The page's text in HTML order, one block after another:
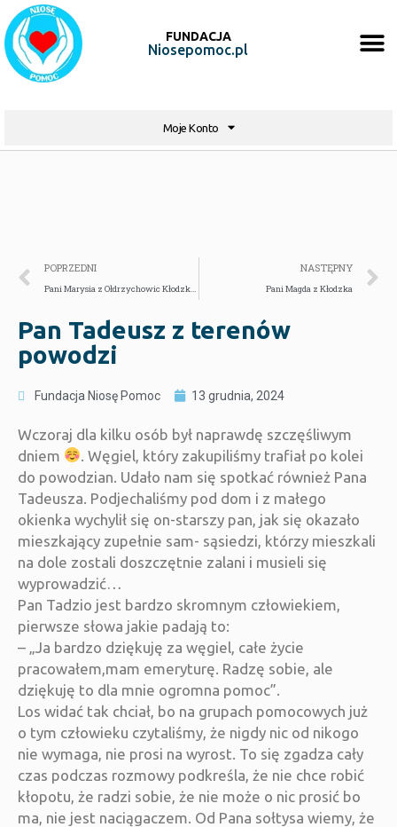
FUNDACJA
Niosepomoc.pl
Moje Konto
POPRZEDNI NASTĘPNY
Pani Magda z Kłodzka
Pan Tadeusz z terenów
powodzi
Fundacja Niosę Pomoc 13 grudnia, 2024
Wczoraj dla kilku osób był naprawdę szczęśliwym
dniem
. Węgiel, który zakupiliśmy trafiał po kolei
do powodzian. Udało nam się spotkać również Pana
Tadeusza. Podjechaliśmy pod dom i z małego
okienka wychylił się on-starszy pan, jak się okazało
mieszkający zupełnie sam- sąsiedzi, którzy mieszkali
na dole zostali doszczętnie zalani i musieli się
wyprowadzić…
Pan Tadzio jest bardzo skromnym człowiekiem,
pierwsze słowa jakie padają to:
– „Ja bardzo dziękuję za węgiel, całe życie
pracowałem,mam emeryturę. Radzę sobie, ale
dziękuję to dla mnie ogromna pomoc”.
Los widać tak chciał, bo na grupach pomocowych już
o tym człowieku czytaliśmy, że nigdy nic od nikogo
nie wymaga, nie prosi na wyrost. To się zgadza cały
czas podczas rozmowy podkreśla, że nie chce robić
kłopotu, że radzi sobie, że nie może o nic prosić bo
ma, nie jest naciągaczem. Od Pana sołtysa wiemy, że